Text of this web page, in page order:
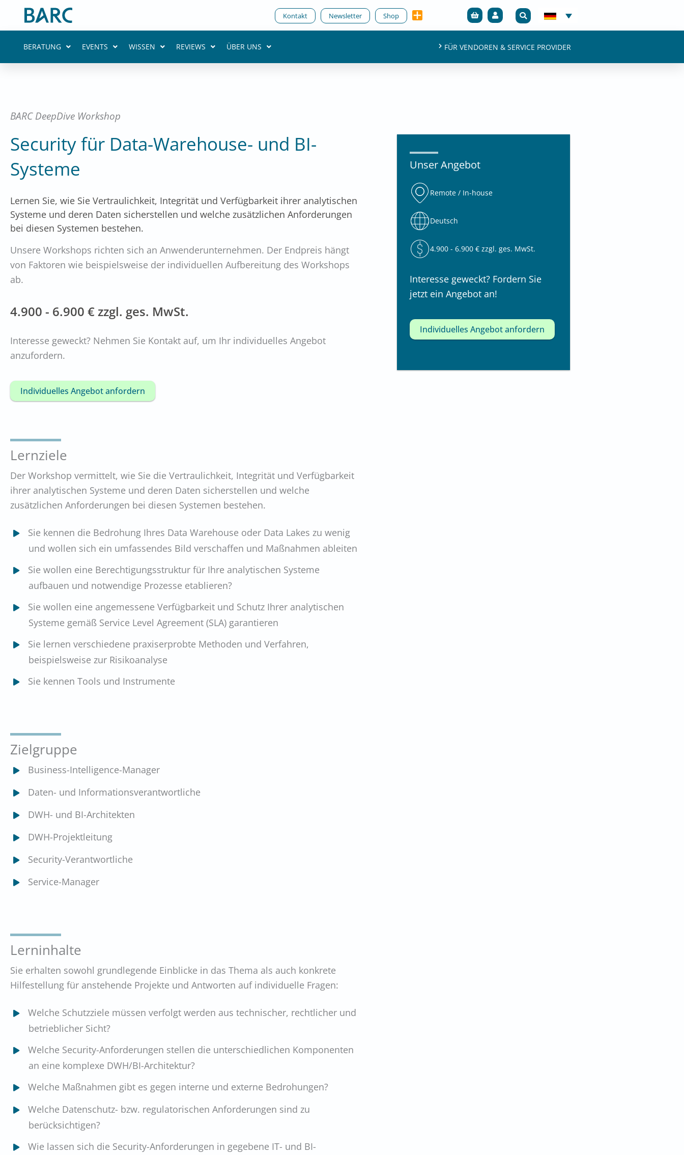
Kontakt Newsletter Shop
BERATUNG EVENTS WISSEN REVIEWS ÜBER UNS FÜR VENDOREN & SERVICE PROVIDER
BARC DeepDive Workshop
Security für Data-Warehouse- und BI-
Systeme
Lernen Sie, wie Sie Vertraulichkeit, Integrität und Verfügbarkeit ihrer analytischen
Systeme und deren Daten sicherstellen und welche zusätzlichen Anforderungen
bei diesen Systemen bestehen.
Unsere Workshops richten sich an Anwenderunternehmen. Der Endpreis hängt
von Faktoren wie beispielsweise der individuellen Aufbereitung des Workshops
ab.
4.900 - 6.900 € zzgl. ges. MwSt.
Interesse geweckt? Nehmen Sie Kontakt auf, um Ihr individuelles Angebot
anzufordern.
Individuelles Angebot anfordern
Lernziele
Der Workshop vermittelt, wie Sie die Vertraulichkeit, Integrität und Verfügbarkeit
ihrer analytischen Systeme und deren Daten sicherstellen und welche
zusätzlichen Anforderungen bei diesen Systemen bestehen.
Sie kennen die Bedrohung Ihres Data Warehouse oder Data Lakes zu wenig
und wollen sich ein umfassendes Bild verschaffen und Maßnahmen ableiten
Sie wollen eine Berechtigungsstruktur für Ihre analytischen Systeme
aufbauen und notwendige Prozesse etablieren?
Sie wollen eine angemessene Verfügbarkeit und Schutz Ihrer analytischen
Systeme gemäß Service Level Agreement (SLA) garantieren
Sie lernen verschiedene praxiserprobte Methoden und Verfahren,
beispielsweise zur Risikoanalyse
Sie kennen Tools und Instrumente
Zielgruppe
Business-Intelligence-Manager
Daten- und Informationsverantwortliche
DWH- und BI-Architekten
DWH-Projektleitung
Security-Verantwortliche
Service-Manager
Lerninhalte
Sie erhalten sowohl grundlegende Einblicke in das Thema als auch konkrete
Hilfestellung für anstehende Projekte und Antworten auf individuelle Fragen:
Welche Schutzziele müssen verfolgt werden aus technischer, rechtlicher und
betrieblicher Sicht?
Welche Security-Anforderungen stellen die unterschiedlichen Komponenten
an eine komplexe DWH/BI-Architektur?
Welche Maßnahmen gibt es gegen interne und externe Bedrohungen?
Welche Datenschutz- bzw. regulatorischen Anforderungen sind zu
berücksichtigen?
Wie lassen sich die Security-Anforderungen in gegebene IT- und BI-
Unser Angebot
Remote / In-house
Deutsch
4.900 - 6.900 € zzgl. ges. MwSt.
Interesse geweckt? Fordern Sie
jetzt ein Angebot an!
Individuelles Angebot anfordern